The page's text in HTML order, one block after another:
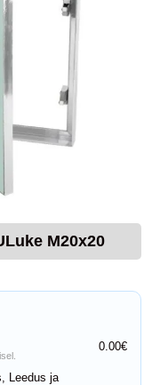
M20x20
0.00€
Leedus ja